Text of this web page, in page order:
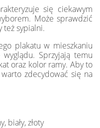
się ciekawym
Może sprawdzić
też sypialni.
plakatu w mieszkaniu
Sprzyjają temu
oraz kolor ramy. Aby to
zdecydować się na
biały, złoty